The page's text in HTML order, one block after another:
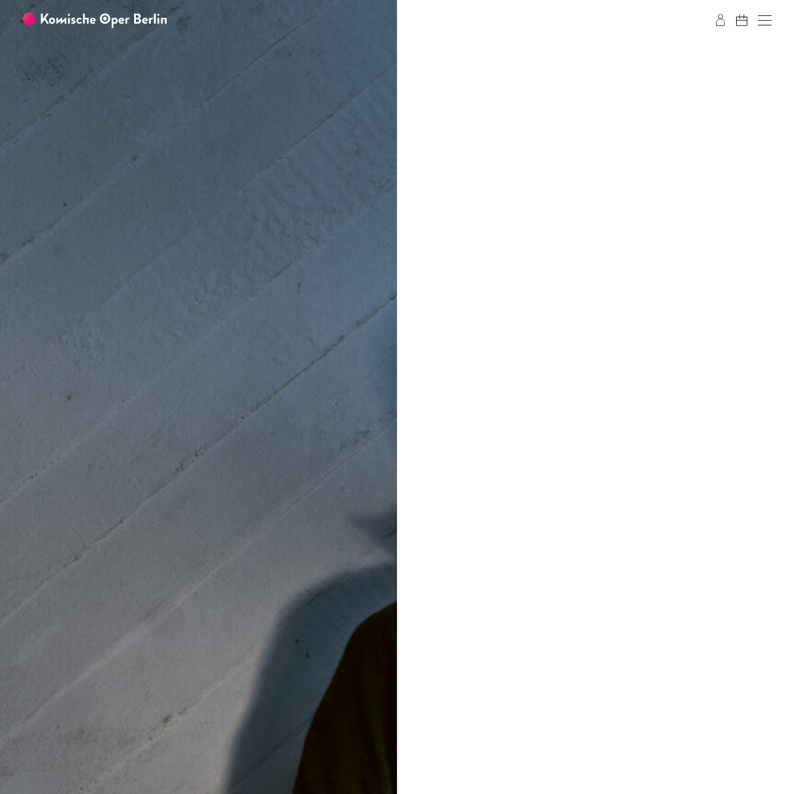
Zum Hauptinhalt springen Zum Footer springen